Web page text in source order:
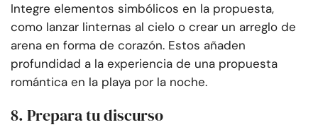
Integre elementos simbólicos en la propuesta,
como lanzar linternas al cielo o crear un arreglo de
arena en forma de corazón. Estos añaden
profundidad a la experiencia de una propuesta
romántica en la playa por la noche.
8. Prepara tu discurso